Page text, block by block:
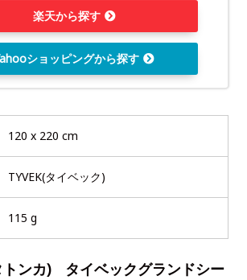
楽天から探す
ショッピングから探す
120 x 220 cm
TYVEK(タイベック)
115 g
トンカ) タイベックグランドシー